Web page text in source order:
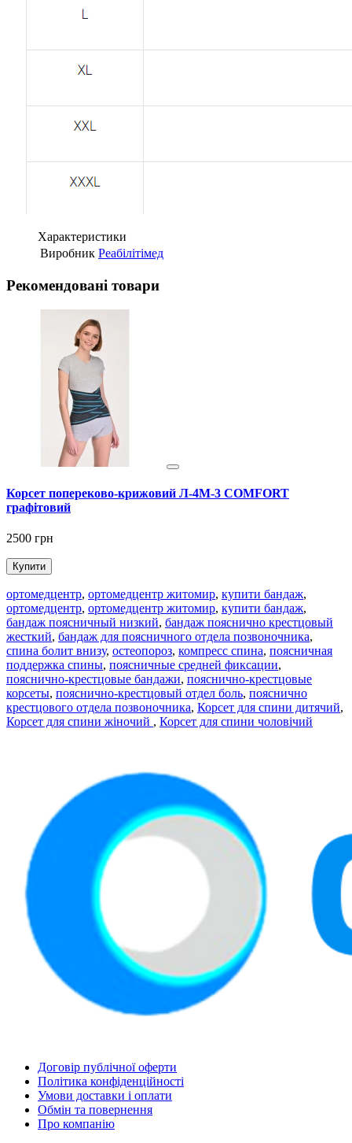
Характеристики
Виробник Реабілітімед
Рекомендовані товари
Корсет попереково-крижовий Л-4М-3 COMFORT
графітовий
2500 грн
Купити
ортомедцентр, ортомедцентр житомир, купити бандаж,
ортомедцентр, ортомедцентр житомир, купити бандаж,
бандаж поясничный низкий, бандаж пояснично крестцовый
жесткий, бандаж для поясничного отдела позвоночника,
спина болит внизу, остеопороз, компресс спина, поясничная
поддержка спины, поясничные средней фиксации,
пояснично-крестцовые бандажи, пояснично-крестцовые
корсеты, пояснично-крестцовый отдел боль, пояснично
крестцового отдела позвоночника, Корсет для спини дитячий,
Корсет для спини жіночий , Корсет для спини чоловічий
Договір публічної оферти
Політика конфіденційності
Умови доставки і оплати
Обмін та повернення
Про компанію